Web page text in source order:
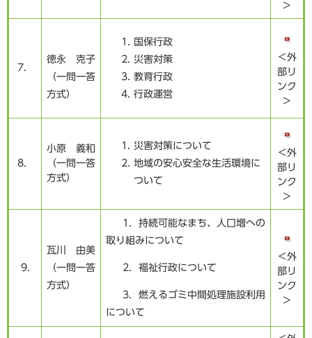
＞
7．
徳永 克子
（一問一答
方式）
国保行政
災害対策
教育行政
行政運営
＜外
部リ
ンク
＞
8．
小原 義和
（一問一答
方式）
災害対策について
地域の安心安全な生活環境に
ついて
＜外
部リ
ンク
＞
9.
瓦川 由美
（一問一答
方式）
1．持続可能なまち、人口増への
取り組みについて
2．福祉行政について
3．燃えるゴミ中間処理施設利用
について
＜外
部リ
ンク
＞